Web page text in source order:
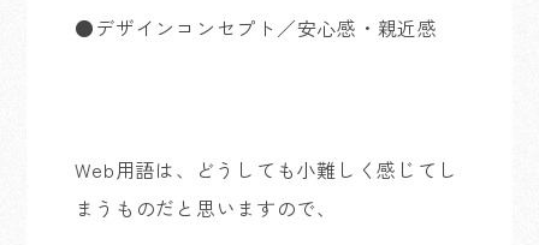
●デザインコンセプト／安心感・親近感
Web用語は、どうしても小難しく感じてし
まうものだと思いますので、